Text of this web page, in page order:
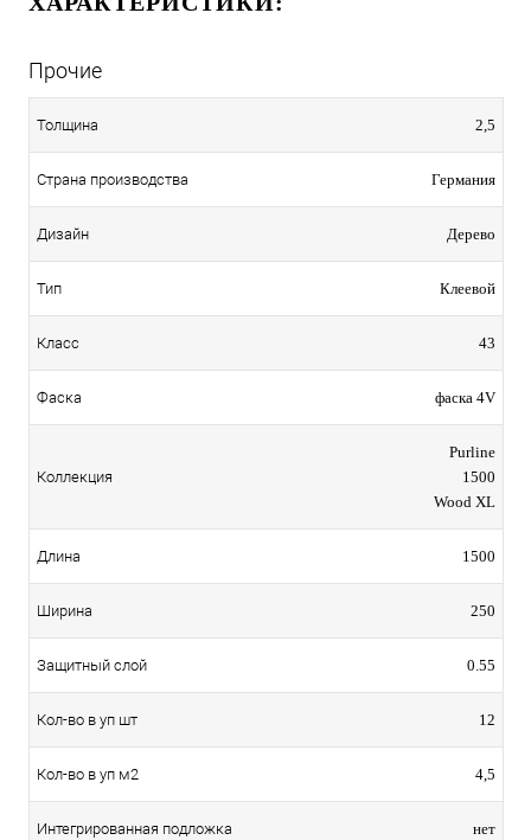
Прочие
Толщина 2,5
Страна производства Германия
Дизайн Дерево
Тип Клеевой
Класс 43
Фаска фаска 4V
Коллекция
Purline
1500
Wood XL
Длина 1500
Ширина 250
Защитный слой 0.55
Кол-во в уп шт 12
Кол-во в уп м2 4,5
Интегрированная подложка нет